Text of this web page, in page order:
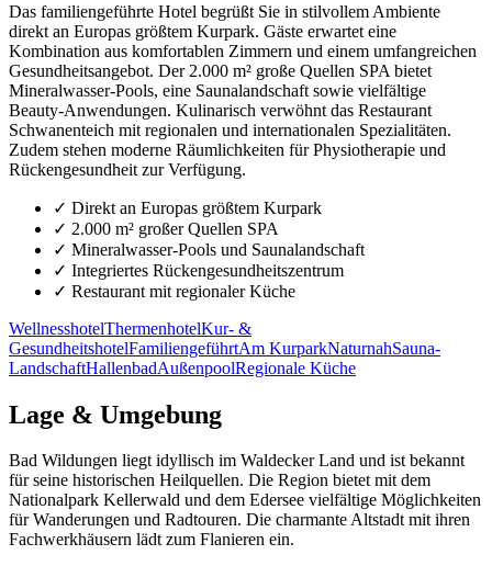
Das familiengeführte Hotel begrüßt Sie in stilvollem Ambiente
direkt an Europas größtem Kurpark. Gäste erwartet eine
Kombination aus komfortablen Zimmern und einem umfangreichen
Gesundheitsangebot. Der 2.000 m² große Quellen SPA bietet
Mineralwasser-Pools, eine Saunalandschaft sowie vielfältige
Beauty-Anwendungen. Kulinarisch verwöhnt das Restaurant
Schwanenteich mit regionalen und internationalen Spezialitäten.
Zudem stehen moderne Räumlichkeiten für Physiotherapie und
Rückengesundheit zur Verfügung.
✓ Direkt an Europas größtem Kurpark
✓ 2.000 m² großer Quellen SPA
✓ Mineralwasser-Pools und Saunalandschaft
✓ Integriertes Rückengesundheitszentrum
✓ Restaurant mit regionaler Küche
WellnesshotelThermenhotelKur- &
GesundheitshotelFamiliengeführtAm KurparkNaturnahSauna-
LandschaftHallenbadAußenpoolRegionale Küche
Lage & Umgebung
Bad Wildungen liegt idyllisch im Waldecker Land und ist bekannt
für seine historischen Heilquellen. Die Region bietet mit dem
Nationalpark Kellerwald und dem Edersee vielfältige Möglichkeiten
für Wanderungen und Radtouren. Die charmante Altstadt mit ihren
Fachwerkhäusern lädt zum Flanieren ein.